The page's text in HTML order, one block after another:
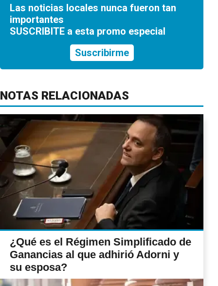
Las noticias locales nunca fueron tan
importantes
SUSCRIBITE a esta promo especial
Suscribirme
NOTAS RELACIONADAS
¿Qué es el Régimen Simplificado de
Ganancias al que adhirió Adorni y
su esposa?